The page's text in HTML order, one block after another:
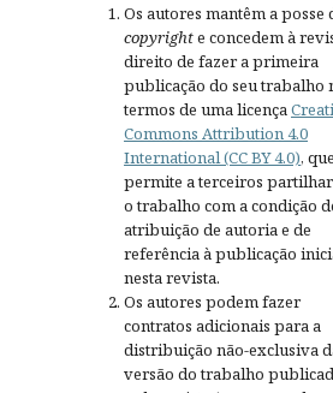
Os autores mantêm a posse
copyrighte concedem à
direito de fazer a primeira
publicação do seu trabalho
termos de uma licença
Commons Attribution 4.0
International (CC BY 4.0), que
permite a terceiros
o trabalho com a condição
atribuição de autoria e de
referência à publicação
nesta revista.
Os autores podem fazer
contratos adicionais para a
distribuição não-exclusiva
versão do trabalho